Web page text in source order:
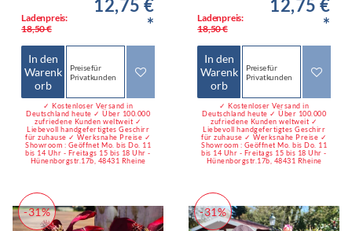
Ladenpreis:
18,50 €
12,75 €
*
In den
Warenk
orb
Preise für
Privatkunden
✓ Kostenloser Versand in
Deutschland heute ✓ Über 100.000
zufriedene Kunden weltweit ✓
Liebevoll handgefertigtes Geschirr
für zuhause ✓ Werksnahe Preise ✓
Showroom : Geöffnet Mo. bis Do. 11
bis 14 Uhr - Freitags 15 bis 18 Uhr -
Hünenborgstr.17b, 48431 Rheine
Ladenpreis:
18,50 €
12,75 €
*
In den
Warenk
orb
Preise für
Privatkunden
✓ Kostenloser Versand in
Deutschland heute ✓ Über 100.000
zufriedene Kunden weltweit ✓
Liebevoll handgefertigtes Geschirr
für zuhause ✓ Werksnahe Preise ✓
Showroom : Geöffnet Mo. bis Do. 11
bis 14 Uhr - Freitags 15 bis 18 Uhr -
Hünenborgstr.17b, 48431 Rheine
-31% -31%